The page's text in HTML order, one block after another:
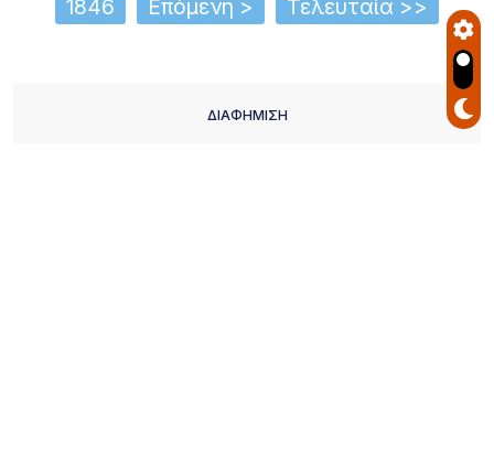
1846
Επόμενη > Τελευταία >>
ΔΙΑΦΗΜΙΣΗ